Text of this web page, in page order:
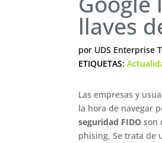
llaves
por UDS Enterprise
ETIQUETAS:
Las empresas y
la hora de navegar
seguridad FIDO son
phising, Se trata de